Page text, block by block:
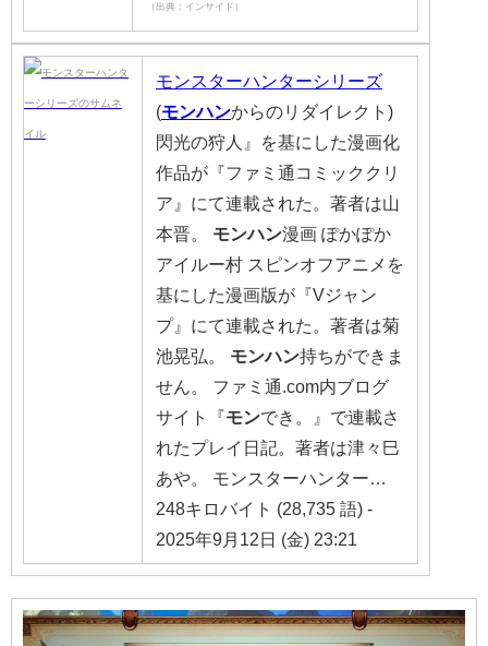
（出典：インサイド）
モンスターハンターシリーズ
(モンハンからのリダイレクト)
閃光の狩人』を基にした漫画化
作品が『ファミ通コミッククリ
ア』にて連載された。著者は山
本晋。 モンハン漫画 ぽかぽか
アイルー村 スピンオフアニメを
基にした漫画版が『Vジャン
プ』にて連載された。著者は菊
池晃弘。 モンハン持ちができま
せん。 ファミ通.com内ブログ
サイト『モンでき。』で連載さ
れたプレイ日記。著者は津々巳
あや。 モンスターハンター…
248キロバイト (28,735 語) -
2025年9月12日 (金) 23:21